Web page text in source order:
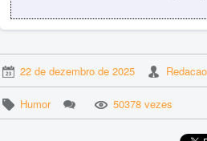
22 de dezembro de 2025 Redacao
Humor 50378 vezes